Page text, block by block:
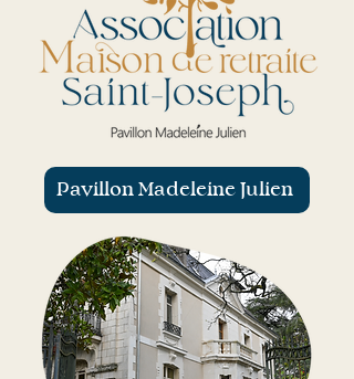
Pavillon Madeleine Julien